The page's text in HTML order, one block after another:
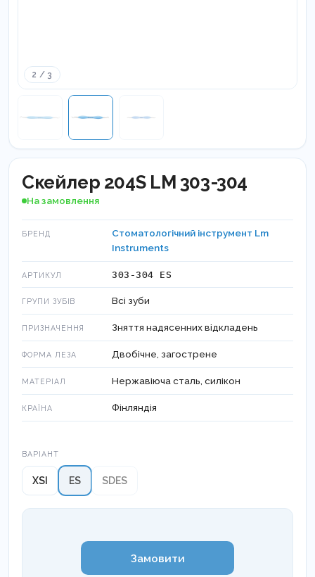
2 / 3
Скейлер 204S LM 303-304
На замовлення
БРЕНД
Стоматологічний інструмент Lm
Instruments
АРТИКУЛ 303-304 ES
ГРУПИ ЗУБІВ Всі зуби
ПРИЗНАЧЕННЯ Зняття надясенних відкладень
ФОРМА ЛЕЗА Двобічне, загострене
МАТЕРІАЛ Нержавіюча сталь, силікон
КРАЇНА Фінляндія
ВАРІАНТ
XSI ES SDES
Замовити